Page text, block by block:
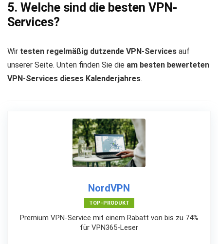
5. Welche sind die besten VPN-
Services?
Wir testen regelmäßig dutzende VPN-Services auf
unserer Seite. Unten finden Sie die am besten bewerteten
VPN-Services dieses Kalenderjahres.
NordVPN
TOP-PRODUKT
Premium VPN-Service mit einem Rabatt von bis zu 74%
für VPN365-Leser